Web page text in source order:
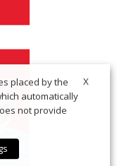
X
placed by the
automatically
not provide